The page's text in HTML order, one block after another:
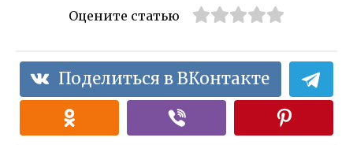
Оцените статью
Поделиться в ВКонтакте